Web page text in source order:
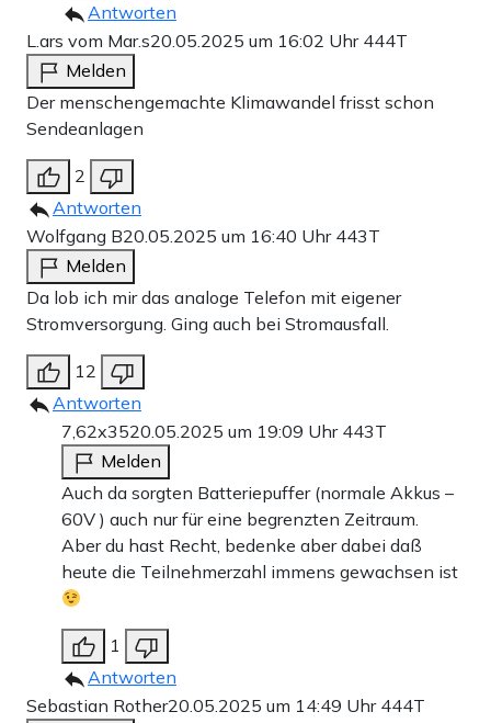
Antworten
L.ars vom Mar.s20.05.2025 um 16:02 Uhr 444T
Melden
Der menschengemachte Klimawandel frisst schon
Sendeanlagen
2
Antworten
Wolfgang B20.05.2025 um 16:40 Uhr 443T
Melden
Da lob ich mir das analoge Telefon mit eigener
Stromversorgung. Ging auch bei Stromausfall.
12
Antworten
7,62x3520.05.2025 um 19:09 Uhr 443T
Melden
Auch da sorgten Batteriepuffer (normale Akkus –
60V ) auch nur für eine begrenzten Zeitraum.
Aber du hast Recht, bedenke aber dabei daß
heute die Teilnehmerzahl immens gewachsen ist
1
Antworten
Sebastian Rother20.05.2025 um 14:49 Uhr 444T